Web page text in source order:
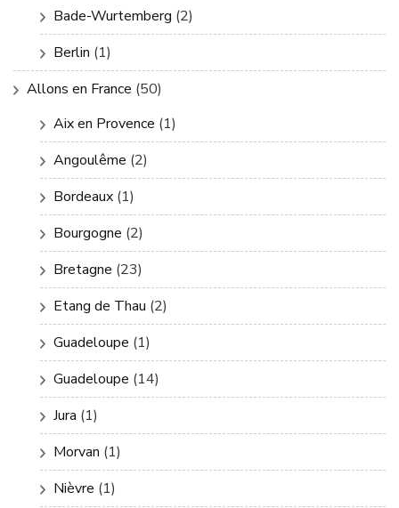
Bade-Wurtemberg (2)
Berlin (1)
Allons en France (50)
Aix en Provence (1)
Angoulême (2)
Bordeaux (1)
Bourgogne (2)
Bretagne (23)
Etang de Thau (2)
Guadeloupe (1)
Guadeloupe (14)
Jura (1)
Morvan (1)
Nièvre (1)